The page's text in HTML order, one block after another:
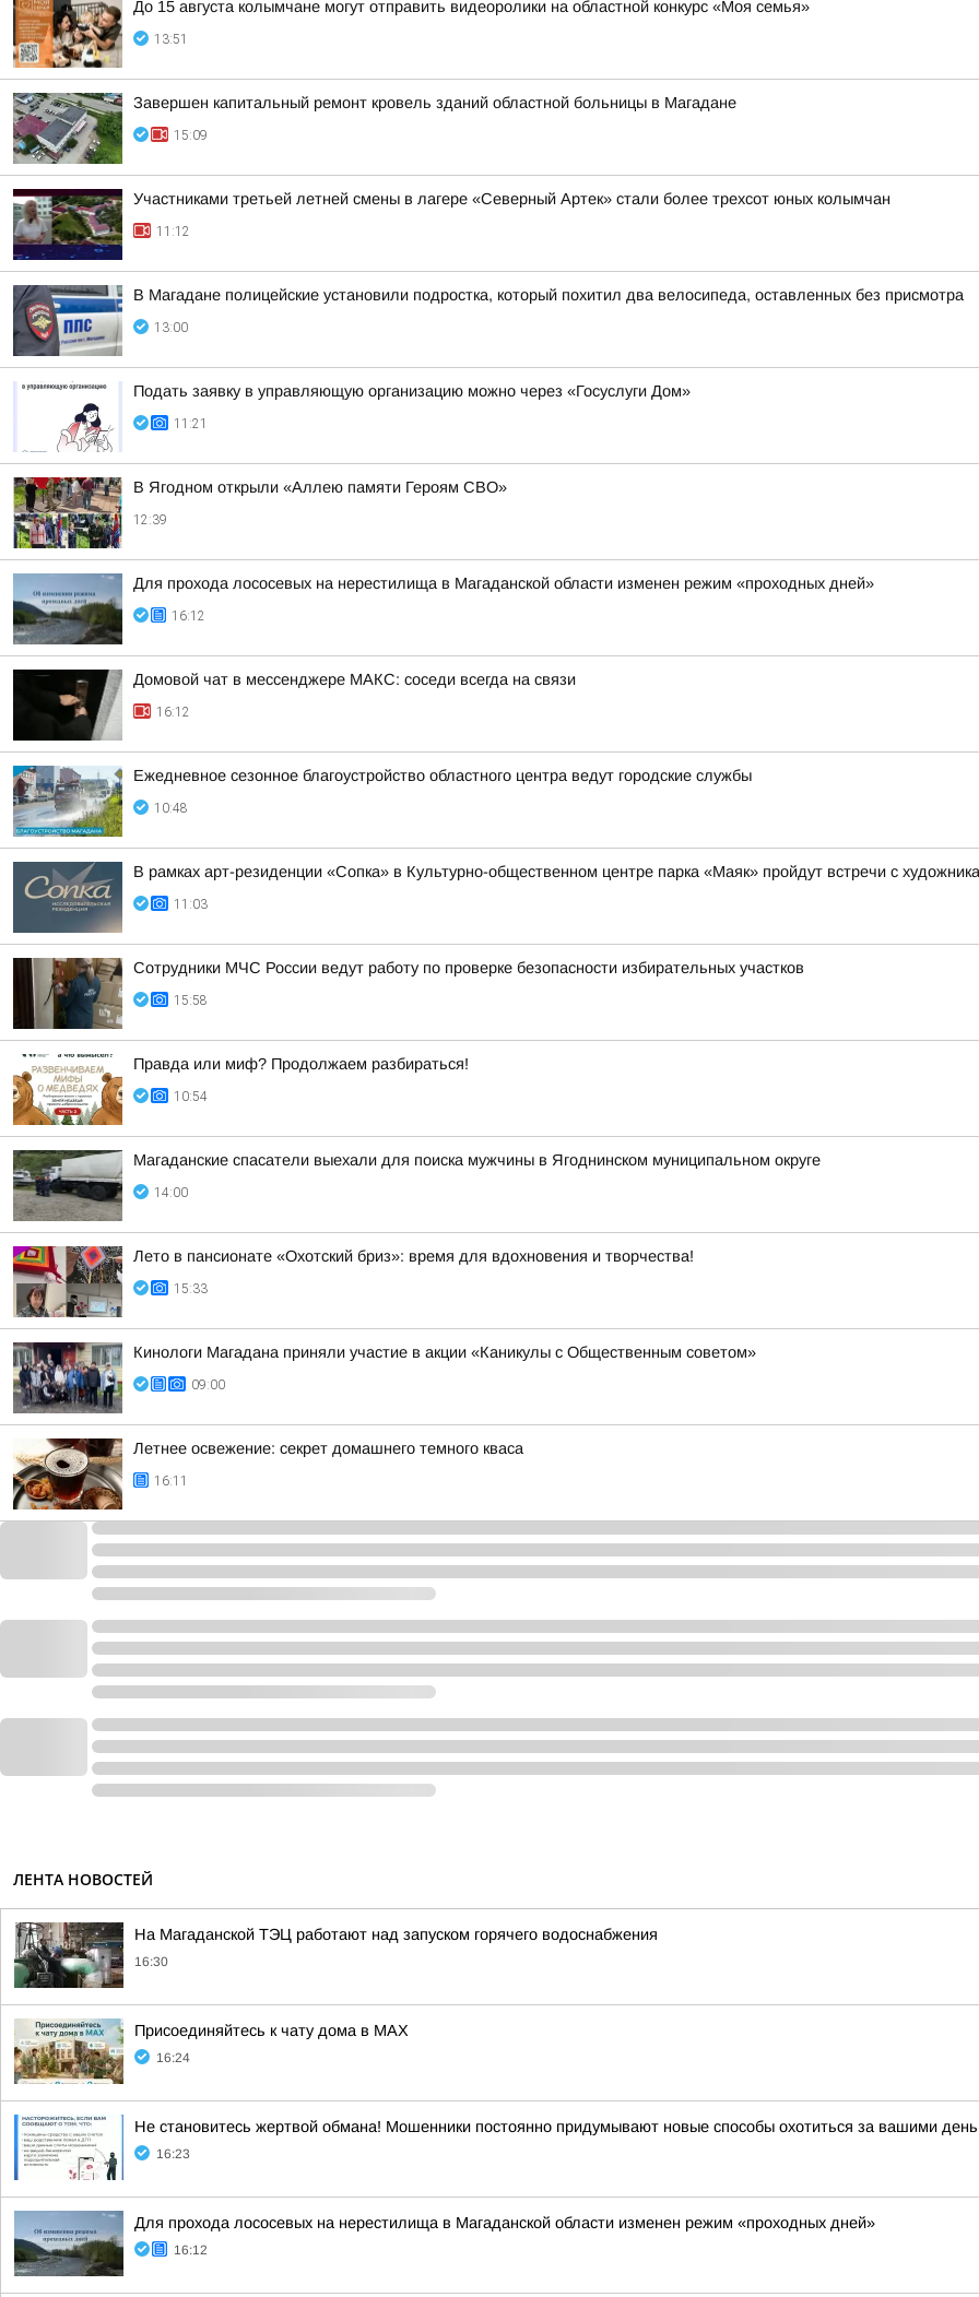
До 15 августа колымчане могут отправить видеоролики на областной конкурс «Моя семья»
13:51
Завершен капитальный ремонт кровель зданий областной больницы в Магадане
15:09
Участниками третьей летней смены в лагере «Северный Артек» стали более трехсот юных колымчан
11:12
В Магадане полицейские установили подростка, который похитил два велосипеда, оставленных без присмотра
13:00
Подать заявку в управляющую организацию можно через «Госуслуги Дом»
11:21
В Ягодном открыли «Аллею памяти Героям СВО»
12:39
Для прохода лососевых на нерестилища в Магаданской области изменен режим «проходных дней»
16:12
Домовой чат в мессенджере MAКС: соседи всегда на связи
16:12
Ежедневное сезонное благоустройство областного центра ведут городские службы
10:48
В рамках арт-резиденции «Сопка» в Культурно-общественном центре парка «Маяк» пройдут встречи с
11:03
Сотрудники МЧС России ведут работу по проверке безопасности избирательных участков
15:58
Правда или миф? Продолжаем разбираться!
10:54
Магаданские спасатели выехали для поиска мужчины в Ягоднинском муниципальном округе
14:00
Лето в пансионате «Охотский бриз»: время для вдохновения и творчества!
15:33
Кинологи Магадана приняли участие в акции «Каникулы с Общественным советом»
09:00
Летнее освежение: секрет домашнего темного кваса
16:11
ЛЕНТА НОВОСТЕЙ
На Магаданской ТЭЦ работают над запуском горячего водоснабжения
16:30
Присоединяйтесь к чату дома в MAX
16:24
Не становитесь жертвой обмана! Мошенники постоянно придумывают новые способы охотиться за вашими
16:23
Для прохода лососевых на нерестилища в Магаданской области изменен режим «проходных дней»
16:12